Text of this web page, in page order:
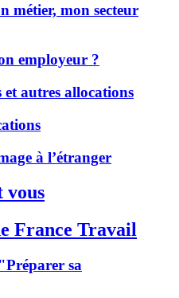
métier, mon secteur
employeur ?
et autres allocations
à l’étranger
vous
France Travail
sa